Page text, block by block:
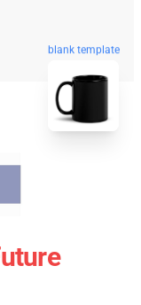
blank template